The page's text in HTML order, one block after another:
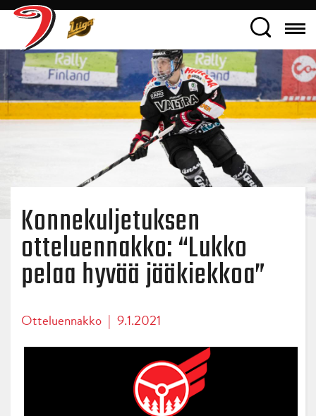
Konnekuljetuksen
otteluennakko: “Lukko
pelaa hyvää jääkiekkoa”
Otteluennakko | 9.1.2021